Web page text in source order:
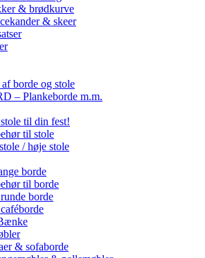
& brødkurve
& skeer
borde og stole
– Plankeborde m.m.
til din fest!
til stole
/ høje stole
borde
til borde
borde
& sofaborde